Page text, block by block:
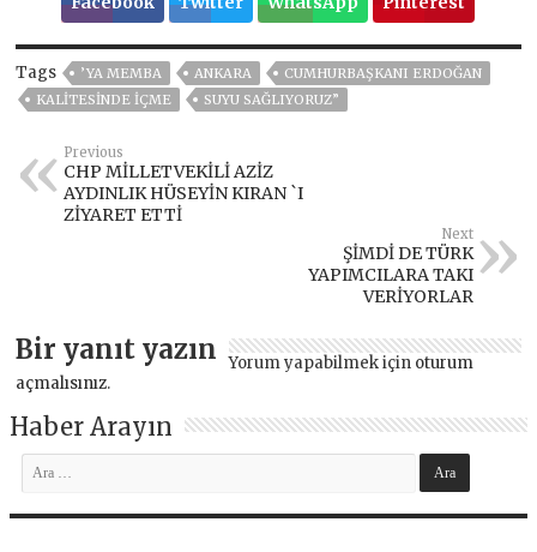
Tags ’YA MEMBA ANKARA
CUMHURBAŞKANI ERDOĞAN
KALİTESİNDE İÇME
SUYU SAĞLIYORUZ”
Previous
CHP MİLLETVEKİLİ AZİZ
AYDINLIK HÜSEYİN KIRAN `I
ZİYARET ETTİ
Next
ŞİMDİ DE TÜRK
YAPIMCILARA TAKI
VERİYORLAR
Bir yanıt yazın Yorum yapabilmek için oturum
açmalısınız.
Haber Arayın